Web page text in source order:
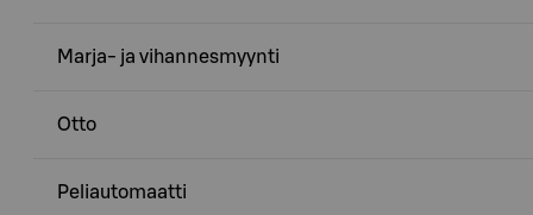
Marja- ja vihannesmyynti
Otto
Peliautomaatti